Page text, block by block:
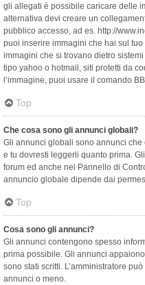
gli allegati è possibile caricare delle
alternativa devi creare un
pubblico accesso, ad es. http://
puoi inserire immagini che hai sul
immagini che si trovano dietro
tipo yahoo o hotmail, siti protetti da
l’immagine, puoi usare il comando
Top
Che cosa sono gli annunci globali?
Gli annunci globali sono annunci
e tu dovresti leggerli quanto prima.
forum ed anche nel Pannello di
annuncio globale dipende dai
Top
Cosa sono gli annunci?
Gli annunci contengono spesso
prima possibile. Gli annunci
sono stati scritti. L’amministratore
annunci o meno.